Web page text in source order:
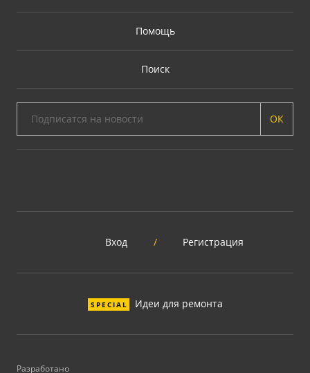
Помощь
Поиск
ОК
Вход / Регистрация
SPECIAL Идеи для ремонта
Разработано